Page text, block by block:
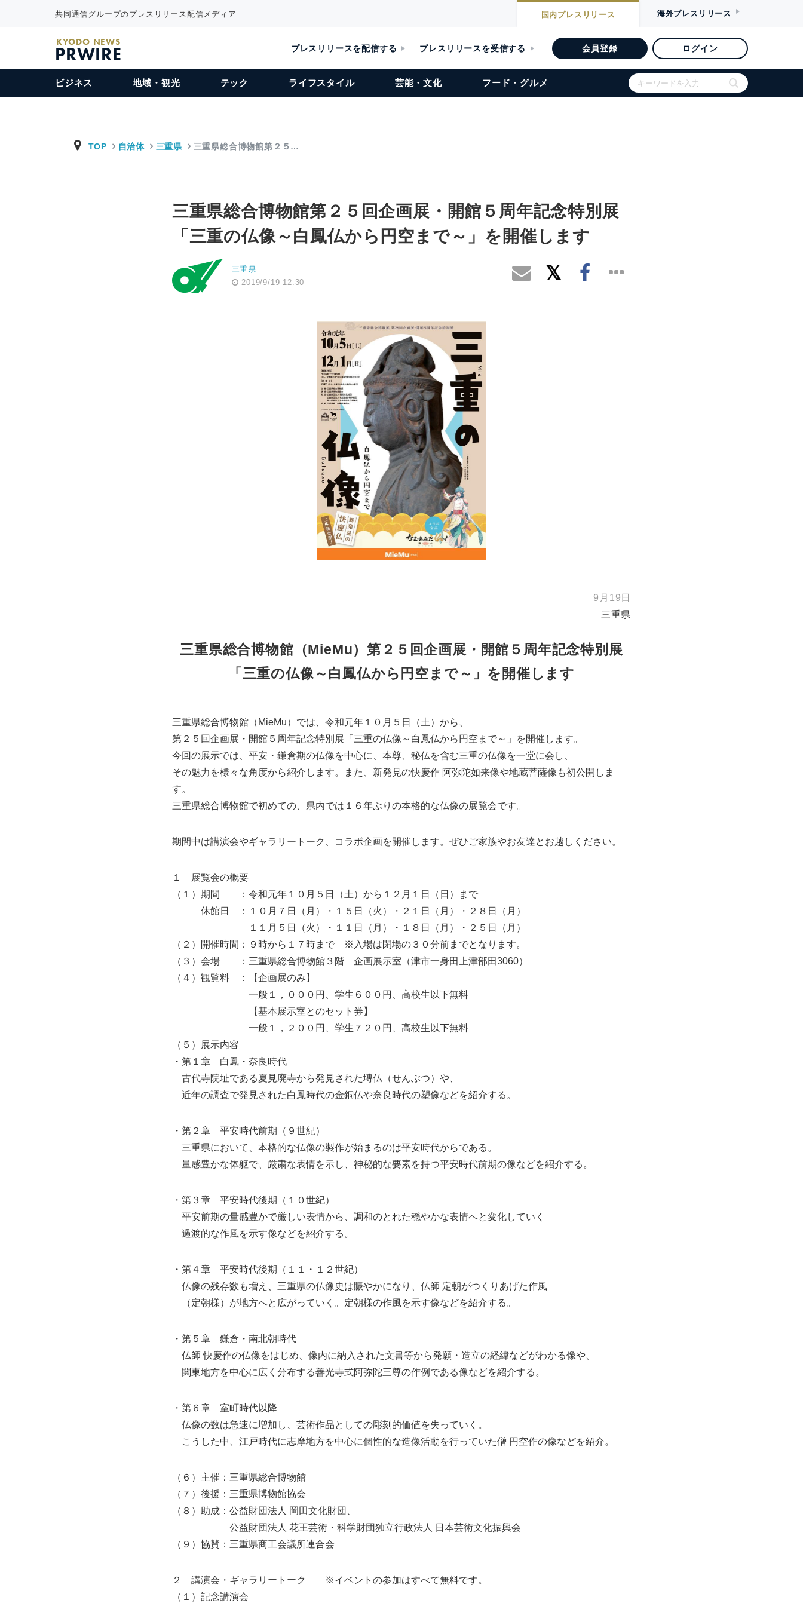
共同通信グループのプレスリリース配信メディア 国内プレスリリース 海外プレスリリース
KYODO NEWS
PRWIRE プレスリリースを配信する プレスリリースを受信する 会員登録 ログイン
ビジネス 地域・観光 テック ライフスタイル 芸能・文化 フード・グルメ
TOP 自治体 三重県 三重県総合博物館第２５…
三重県総合博物館第２５回企画展・開館５周年記念特別展
「三重の仏像～白鳳仏から円空まで～」を開催します
三重県
2019/9/19 12:30
9月19日
三重県
三重県総合博物館（MieMu）第２５回企画展・開館５周年記念特別展
「三重の仏像～白鳳仏から円空まで～」を開催します
三重県総合博物館（MieMu）では、令和元年１０月５日（土）から、
第２５回企画展・開館５周年記念特別展「三重の仏像～白鳳仏から円空まで～」を開催します。
今回の展示では、平安・鎌倉期の仏像を中心に、本尊、秘仏を含む三重の仏像を一堂に会し、
その魅力を様々な角度から紹介します。また、新発見の快慶作 阿弥陀如来像や地蔵菩薩像も初公開しま
す。
三重県総合博物館で初めての、県内では１６年ぶりの本格的な仏像の展覧会です。
期間中は講演会やギャラリートーク、コラボ企画を開催します。ぜひご家族やお友達とお越しください。
１ 展覧会の概要
（１）期間 ：令和元年１０月５日（土）から１２月１日（日）まで
休館日 ：１０月７日（月）・１５日（火）・２１日（月）・２８日（月）
１１月５日（火）・１１日（月）・１８日（月）・２５日（月）
（２）開催時間：９時から１７時まで ※入場は閉場の３０分前までとなります。
（３）会場 ：三重県総合博物館３階 企画展示室（津市一身田上津部田3060）
（４）観覧料 ：【企画展のみ】
一般１，０００円、学生６００円、高校生以下無料
【基本展示室とのセット券】
一般１，２００円、学生７２０円、高校生以下無料
（５）展示内容
・第１章 白鳳・奈良時代
古代寺院址である夏見廃寺から発見された塼仏（せんぶつ）や、
近年の調査で発見された白鳳時代の金銅仏や奈良時代の塑像などを紹介する。
・第２章 平安時代前期（９世紀）
三重県において、本格的な仏像の製作が始まるのは平安時代からである。
量感豊かな体躯で、厳粛な表情を示し、神秘的な要素を持つ平安時代前期の像などを紹介する。
・第３章 平安時代後期（１０世紀）
平安前期の量感豊かで厳しい表情から、調和のとれた穏やかな表情へと変化していく
過渡的な作風を示す像などを紹介する。
・第４章 平安時代後期（１１・１２世紀）
仏像の残存数も増え、三重県の仏像史は賑やかになり、仏師 定朝がつくりあげた作風
（定朝様）が地方へと広がっていく。定朝様の作風を示す像などを紹介する。
・第５章 鎌倉・南北朝時代
仏師 快慶作の仏像をはじめ、像内に納入された文書等から発願・造立の経緯などがわかる像や、
関東地方を中心に広く分布する善光寺式阿弥陀三尊の作例である像などを紹介する。
・第６章 室町時代以降
仏像の数は急速に増加し、芸術作品としての彫刻的価値を失っていく。
こうした中、江戸時代に志摩地方を中心に個性的な造像活動を行っていた僧 円空作の像などを紹介。
（６）主催：三重県総合博物館
（７）後援：三重県博物館協会
（８）助成：公益財団法人 岡田文化財団、
公益財団法人 花王芸術・科学財団独立行政法人 日本芸術文化振興会
（９）協賛：三重県商工会議所連合会
２ 講演会・ギャラリートーク ※イベントの参加はすべて無料です。
（１）記念講演会
Japanese
English